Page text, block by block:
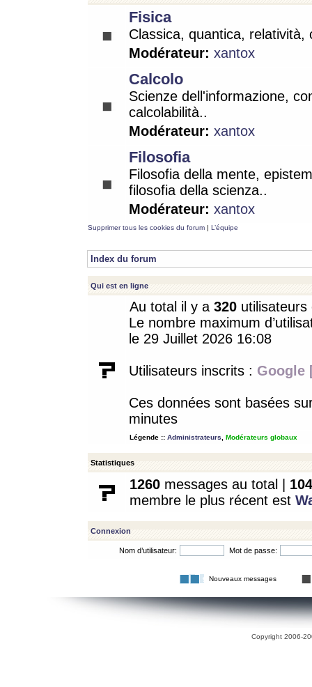
Fisica
Classica, quantica, relatività,
Modérateur: xantox
Calcolo
Scienze dell'informazione,
calcolabilità..
Modérateur: xantox
Filosofia
Filosofia della mente,
filosofia della scienza..
Modérateur: xantox
Supprimer tous les cookies du forum | L’équipe
Index du forum
Qui est en ligne
Au total il y a 320
Le nombre maximum
le 29 Juillet 2026 16:08
Utilisateurs inscrits : Google
Ces données sont basées
minutes
Légende :: Administrateurs Modérateurs globaux
Statistiques
1260 messages au total | 104
membre le plus récent est
Connexion
Nom d’utilisateur: Mot de passe:
Nouveaux messages
Copyright 2006-